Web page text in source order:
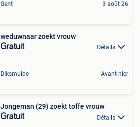
Gent 3 août 26
weduwnaar zoekt vrouw
Gratuit Détails
Diksmuide Avant-hier
Jongeman (29) zoekt toffe vrouw
Gratuit Détails